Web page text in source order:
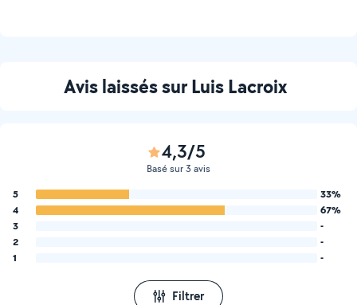
Avis laissés sur Luis Lacroix
4,3/5
Basé sur 3 avis
5
33%
4
67%
3
-
2
-
1
-
Filtrer